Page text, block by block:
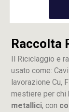
Raccolta
Il Riciclaggio e
usato come:
lavorazione Cu,
mestiere per chi
metallici, con